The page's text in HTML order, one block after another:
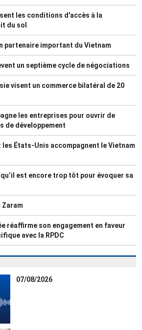
les conditions d'accès à la
du sol
partenaire important du Vietnam
un septième cycle de négociations
visent un commerce bilatéral de 20
les entreprises pour ouvrir de
de développement
les États-Unis accompagnent le Vietnam
est encore trop tôt pour évoquer sa
Zaram
réaffirme son engagement en faveur
avec la RPDC
07/08/2026